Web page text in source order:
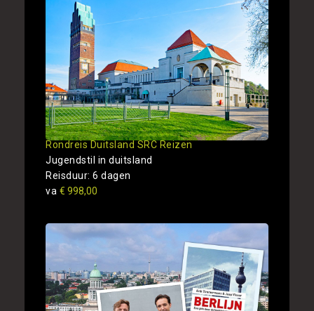
Rondreis Duitsland SRC Reizen
Jugendstil in duitsland
Reisduur: 6 dagen
va € 998,00